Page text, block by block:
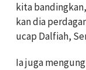
kita
kan dia
ucap Dalfiah,
Ia juga